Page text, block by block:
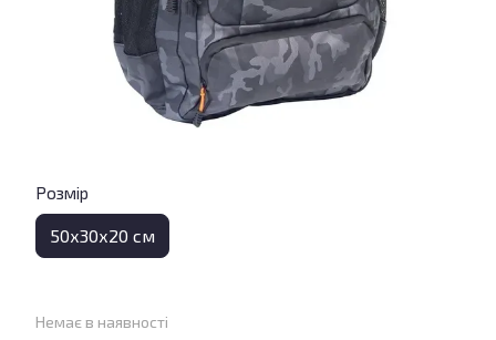
Розмір
50х30х20 см
Немає в наявності